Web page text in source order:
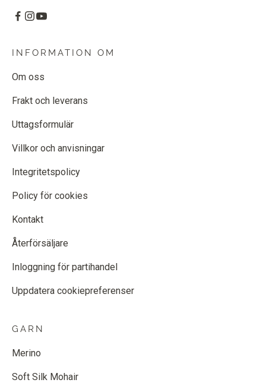
INFORMATION OM
Om oss
Frakt och leverans
Uttagsformulär
Villkor och anvisningar
Integritetspolicy
Policy för cookies
Kontakt
Återförsäljare
Inloggning för partihandel
Uppdatera cookiepreferenser
GARN
Merino
Soft Silk Mohair